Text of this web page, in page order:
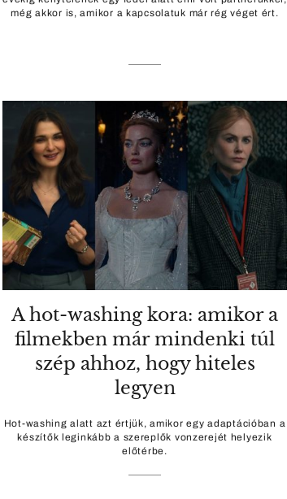
még akkor is, amikor a kapcsolatuk már rég véget ért.
A hot-washing kora: amikor a
filmekben már mindenki túl
szép ahhoz, hogy hiteles
legyen
Hot-washing alatt azt értjük, amikor egy adaptációban a
készítők leginkább a szereplők vonzerejét helyezik
előtérbe.